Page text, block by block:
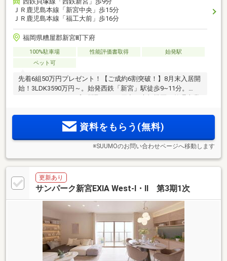
ＪＲ鹿児島本線「新宮中央」歩15分
ＪＲ鹿児島本線「福工大前」歩16分
福岡県糟屋郡新宮町下府
100%駐車場 性能評価書取得
始発駅
ペット可
先着6組50万円プレゼント！【ご成約6割突破！】8月末入居開
始！3LDK3590万円～。始発西鉄「新宮」駅徒歩9~11分。
能。ZEH-M Oriented・エネファーム・住戸前専用宅配ボック
ス・玄関前ゴミ回収サービス。資料をもらう(無料)
※SUUMOのお問い合わせページへ移動します
更新あり
サンパーク新宮EXIA West-I・II 第3期1次